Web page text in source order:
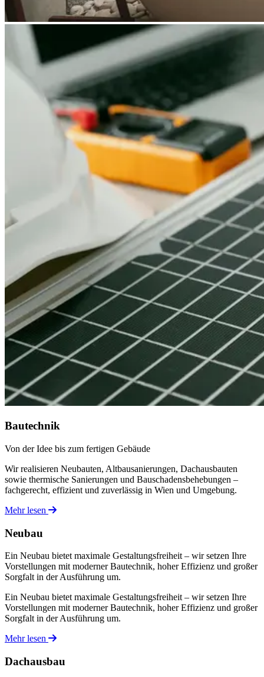
Bautechnik
Von der Idee bis zum fertigen Gebäude
Wir realisieren Neubauten, Altbausanierungen, Dachausbauten
sowie thermische Sanierungen und Bauschadensbehebungen –
fachgerecht, effizient und zuverlässig in Wien und Umgebung.
Mehr lesen
Neubau
Ein Neubau bietet maximale Gestaltungsfreiheit – wir setzen Ihre
Vorstellungen mit moderner Bautechnik, hoher Effizienz und großer
Sorgfalt in der Ausführung um.
Ein Neubau bietet maximale Gestaltungsfreiheit – wir setzen Ihre
Vorstellungen mit moderner Bautechnik, hoher Effizienz und großer
Sorgfalt in der Ausführung um.
Mehr lesen
Dachausbau